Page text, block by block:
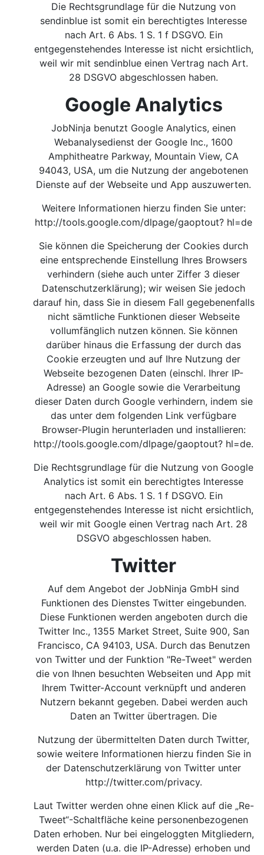
Die Rechtsgrundlage für die Nutzung von
sendinblue ist somit ein berechtigtes Interesse
nach Art. 6 Abs. 1 S. 1 f DSGVO. Ein
entgegenstehendes Interesse ist nicht ersichtlich,
weil wir mit sendinblue einen Vertrag nach Art.
28 DSGVO abgeschlossen haben.
Google Analytics
JobNinja benutzt Google Analytics, einen
Webanalysedienst der Google Inc., 1600
Amphitheatre Parkway, Mountain View, CA
94043, USA, um die Nutzung der angebotenen
Dienste auf der Webseite und App auszuwerten.
Weitere Informationen hierzu finden Sie unter:
http://tools.google.com/dlpage/gaoptout? hl=de
Sie können die Speicherung der Cookies durch
eine entsprechende Einstellung Ihres Browsers
verhindern (siehe auch unter Ziffer 3 dieser
Datenschutzerklärung); wir weisen Sie jedoch
darauf hin, dass Sie in diesem Fall gegebenenfalls
nicht sämtliche Funktionen dieser Webseite
vollumfänglich nutzen können. Sie können
darüber hinaus die Erfassung der durch das
Cookie erzeugten und auf Ihre Nutzung der
Webseite bezogenen Daten (einschl. Ihrer IP-
Adresse) an Google sowie die Verarbeitung
dieser Daten durch Google verhindern, indem sie
das unter dem folgenden Link verfügbare
Browser-Plugin herunterladen und installieren:
http://tools.google.com/dlpage/gaoptout? hl=de.
Die Rechtsgrundlage für die Nutzung von Google
Analytics ist somit ein berechtigtes Interesse
nach Art. 6 Abs. 1 S. 1 f DSGVO. Ein
entgegenstehendes Interesse ist nicht ersichtlich,
weil wir mit Google einen Vertrag nach Art. 28
DSGVO abgeschlossen haben.
Twitter
Auf dem Angebot der JobNinja GmbH sind
Funktionen des Dienstes Twitter eingebunden.
Diese Funktionen werden angeboten durch die
Twitter Inc., 1355 Market Street, Suite 900, San
Francisco, CA 94103, USA. Durch das Benutzen
von Twitter und der Funktion "Re-Tweet" werden
die von Ihnen besuchten Webseiten und App mit
Ihrem Twitter-Account verknüpft und anderen
Nutzern bekannt gegeben. Dabei werden auch
Daten an Twitter übertragen. Die
Nutzung der übermittelten Daten durch Twitter,
sowie weitere Informationen hierzu finden Sie in
der Datenschutzerklärung von Twitter unter
http://twitter.com/privacy.
Laut Twitter werden ohne einen Klick auf die „Re-
Tweet“-Schaltfläche keine personenbezogenen
Daten erhoben. Nur bei eingeloggten Mitgliedern,
werden Daten (u.a. die IP-Adresse) erhoben und